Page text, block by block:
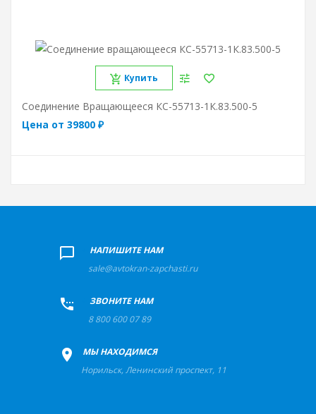
Купить
Соединение Вращающееся КС-55713-1К.83.500-5
Цена от 39800 ₽
НАПИШИТЕ НАМ
sale@avtokran-zapchasti.ru
ЗВОНИТЕ НАМ
8 800 600 07 89
МЫ НАХОДИМСЯ
Норильск,Ленинский проспект, 11